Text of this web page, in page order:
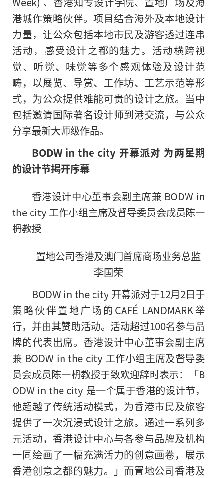
港城作策略伙伴。项目结合海外及本地设计
力量，让公众包括本地市民及游客透过连串
活动，感受设计之都的魅力。活动横跨视
觉、听觉、味觉等多个感观体验及设计范
畴，以展览、导赏、工作坊、工艺示范等形
式，为公众提供难能可贵的设计之旅。当中
包括邀请国际著名设计师到港交流，与公众
分享最新大师级作品。
BODW in the city 开幕派对 为两星期
的设计节揭开序幕
香港设计中心董事会副主席兼 BODW in
the city 工作小组主席及督导委员会成员陈一
枬教授
置地公司香港及澳门首席商场业务总监
李国荣
BODW in the city 开幕派对于12月2日于
策略伙伴置地广场的CAFÉ LANDMARK举
行，并由其赞助活动。活动超过100名参与品
牌的代表出席。香港设计中心董事会副主席
兼 BODW in the city 工作小组主席及督导委
员会成员陈一枬教授于致欢迎辞时表示：「B
ODW in the city 是一个属于香港的设计节，
他超越了传统活动模式，为香港市民及旅客
提供了一次沉浸式设计之旅。通过一系列多
元活动，香港设计中心与各参与品牌及机构
一同绘画了一幅充满活力的创意画卷，展示
香港创意之都的魅力。」而置地公司香港及